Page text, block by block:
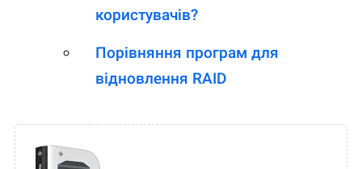
користувачів?
Порівняння програм для
відновлення RAID